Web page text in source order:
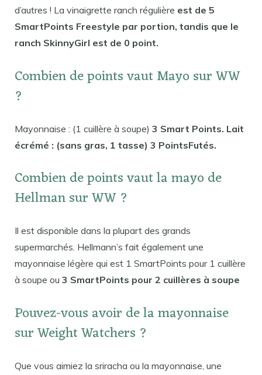
d’autres ! La vinaigrette ranch régulière est de 5
SmartPoints Freestyle par portion, tandis que le
ranch SkinnyGirl est de 0 point.
Combien de points vaut Mayo sur WW
?
Mayonnaise : (1 cuillère à soupe) 3 Smart Points. Lait
écrémé : (sans gras, 1 tasse) 3 PointsFutés.
Combien de points vaut la mayo de
Hellman sur WW ?
Il est disponible dans la plupart des grands
supermarchés. Hellmann’s fait également une
mayonnaise légère qui est 1 SmartPoints pour 1 cuillère
à soupe ou 3 SmartPoints pour 2 cuillères à soupe
Pouvez-vous avoir de la mayonnaise
sur Weight Watchers ?
Que vous aimiez la sriracha ou la mayonnaise, une